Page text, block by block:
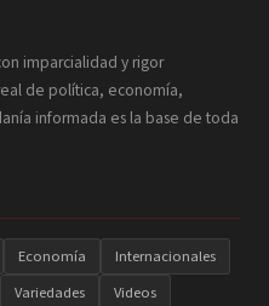
imparcialidad y rigor
de política, economía,
informada es la base de toda
Economía
Internacionales
Variedades Videos